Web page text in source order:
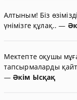
Алтыным! Біз
үнімізге құлақ..—
Мектепте оқушы
тапсырмаларды
— Әкім Ысқақ